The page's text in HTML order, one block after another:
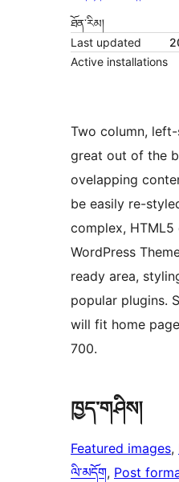
ཐོན་རིམ།
Last updated
Active installations
Two column,
great out of the
ovelapping
be easily re-
complex,
WordPress
ready area,
popular plugins.
will fit home
700.
ཁྱད་གཤིས།
Featured images,
ལི་མདོག, Post